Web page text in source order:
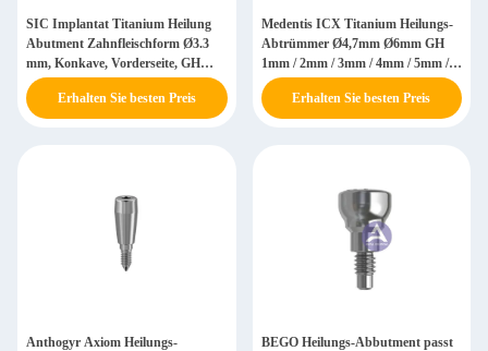
SIC Implantat Titanium Heilung
Abutment Zahnfleischform Ø3.3
mm, Konkave, Vorderseite, GH
5.0/7.0 mm 935064 / 935066
Erhalten Sie besten Preis
Medentis ICX Titanium Heilungs-
Abtrümmer Ø4,7mm Ø6mm GH
1mm / 2mm / 3mm / 4mm / 5mm /
6mm
Erhalten Sie besten Preis
Anthogyr Axiom Heilungs-
BEGO Heilungs-Abbutment passt